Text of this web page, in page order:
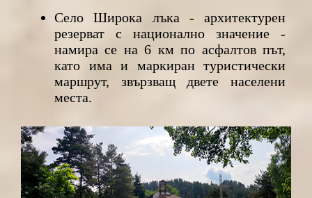
Село Широка лъка - архитектурен
резерват с национално значение -
намира се на 6 км по асфалтов път,
като има и маркиран туристически
маршрут, звързващ двете населени
места.